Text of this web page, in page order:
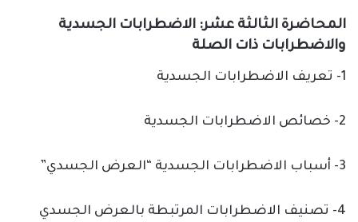
المحاضرة الثالثة عشر: الاضطرابات الجسدية
والاضطرابات ذات الصلة
1- تعريف الاضطرابات الجسدية
2- خصائص الاضطرابات الجسدية
3- أسباب الاضطرابات الجسدية “العرض الجسدي”
4- تصنيف الاضطرابات المرتبطة بالعرض الجسدي